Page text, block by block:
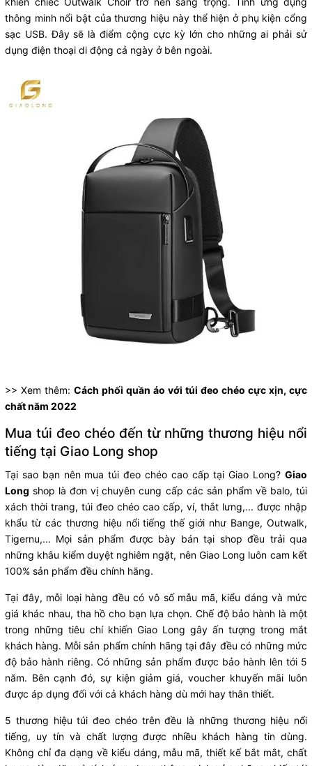
thông minh nổi bật của thương hiệu này thể hiện ở phụ kiện cổng
sạc USB. Đây sẽ là điểm cộng cực kỳ lớn cho những ai phải sử
dụng điện thoại di động cả ngày ở bên ngoài.
>> Xem thêm: Cách phối quần áo với túi đeo chéo cực xịn, cực
chất năm 2022
Mua túi đeo chéo đến từ những thương hiệu nổi
tiếng tại Giao Long shop
Tại sao bạn nên mua túi đeo chéo cao cấp tại Giao Long? Giao
Long shop là đơn vị chuyên cung cấp các sản phẩm về balo, túi
xách thời trang, túi đeo chéo cao cấp, ví, thắt lưng,... được nhập
khẩu từ các thương hiệu nổi tiếng thế giới như Bange, Outwalk,
Tigernu,... Mọi sản phẩm được bày bán tại shop đều trải qua
những khâu kiểm duyệt nghiêm ngặt, nên Giao Long luôn cam kết
100% sản phẩm đều chính hãng.
Tại đây, mỗi loại hàng đều có vô số mẫu mã, kiểu dáng và mức
giá khác nhau, tha hồ cho bạn lựa chọn. Chế độ bảo hành là một
trong những tiêu chí khiến Giao Long gây ấn tượng trong mắt
khách hàng. Mỗi sản phẩm chính hãng tại đây đều có những mức
độ bảo hành riêng. Có những sản phẩm được bảo hành lên tới 5
năm. Bên cạnh đó, sự kiện giảm giá, voucher khuyến mãi luôn
được áp dụng đối với cả khách hàng dù mới hay thân thiết.
5 thương hiệu túi đeo chéo trên đều là những thương hiệu nổi
tiếng, uy tín và chất lượng được nhiều khách hàng tin dùng.
Không chỉ đa dạng về kiểu dáng, mẫu mã, thiết kế bắt mắt, chất